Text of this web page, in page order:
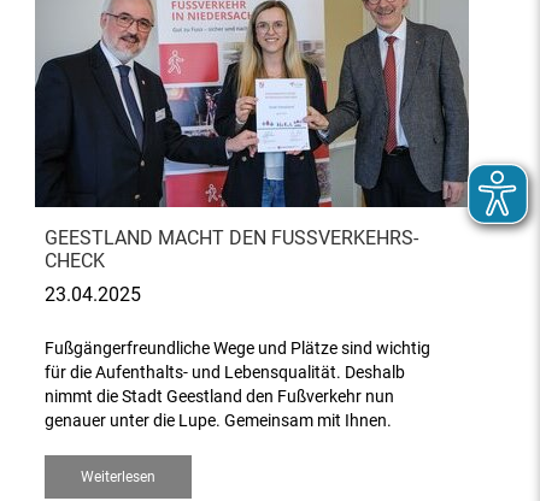
GEESTLAND MACHT DEN FUSSVERKEHRS-C
HECK
23.04.2025
Fußgängerfreundliche Wege und Plätze sind wichtig
für die Aufenthalts- und Lebensqualität. Deshalb
nimmt die Stadt Geestland den Fußverkehr nun
genauer unter die Lupe. Gemeinsam mit Ihnen.
Weiterlesen